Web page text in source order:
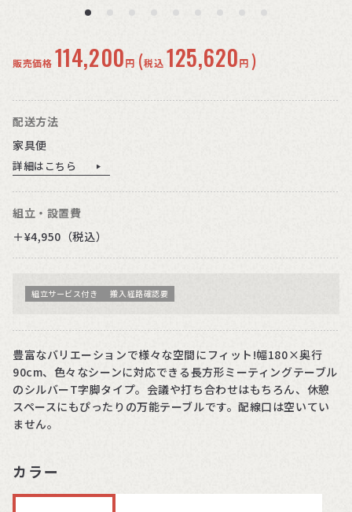
販売価格 114,200円 (税込 125,620円 )
配送方法
家具便
詳細はこちら
組立・設置費
＋¥4,950（税込）
組立サービス付き 搬入経路確認要
豊富なバリエーションで様々な空間にフィット!幅180×奥行
90cm、色々なシーンに対応できる長方形ミーティングテーブル
のシルバーT字脚タイプ。会議や打ち合わせはもちろん、休憩
スペースにもぴったりの万能テーブルです。配線口は空いてい
ません。
カラー